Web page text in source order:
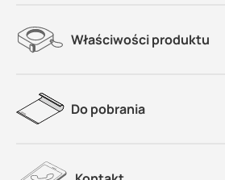
Właściwości produktu
Do pobrania